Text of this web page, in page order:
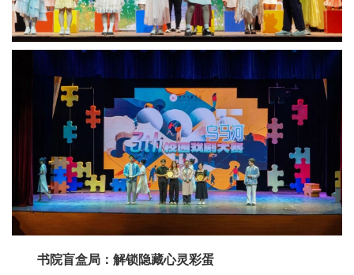
书院盲盒局：解锁隐藏心灵彩蛋